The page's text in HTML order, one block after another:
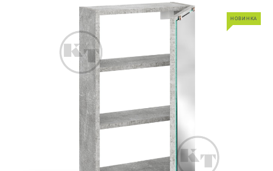
НОВИНКА